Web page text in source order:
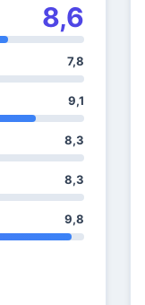
8,6
7,8
9,1
8,3
8,3
9,8